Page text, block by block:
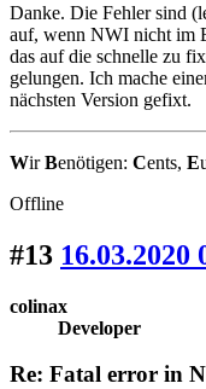
Danke. Die Fehler sind
auf, wenn NWI nicht im
das auf die schnelle zu
gelungen. Ich mache
nächsten Version gefixt.
WirBenötigen: Cents, E
Offline
#13 16.03.2020
colinax
Developer
Re: Fatal error in